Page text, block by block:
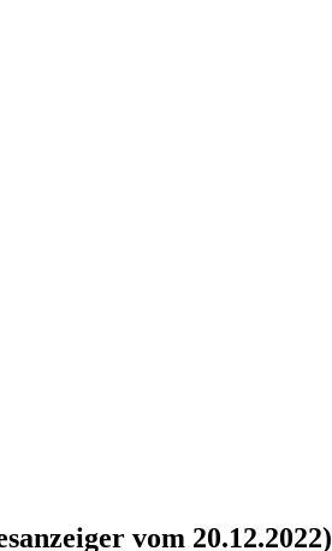
vom 20.12.2022)